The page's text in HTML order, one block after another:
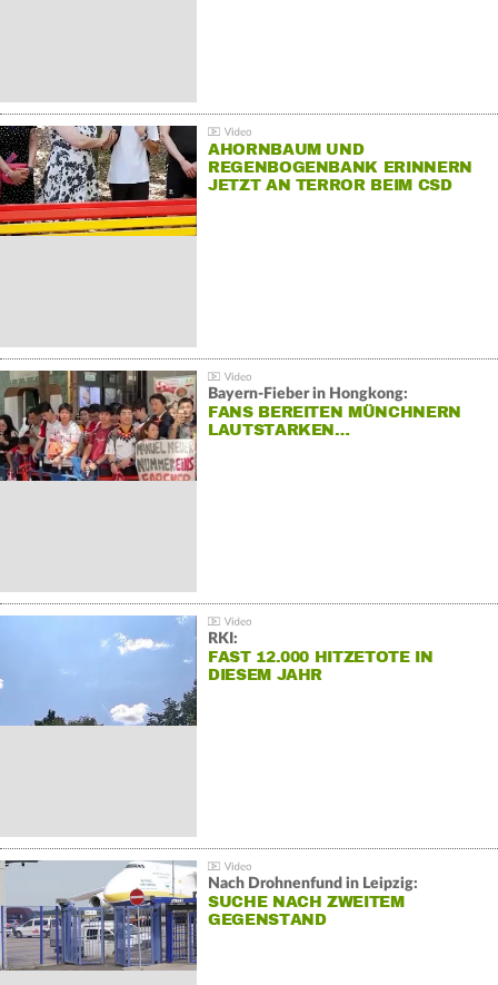
AHORNBAUM UND
REGENBOGENBANK ERINNERN
JETZT AN TERROR BEIM CSD
Bayern-Fieber in Hongkong:
FANS BEREITEN MÜNCHNERN
LAUTSTARKEN…
RKI:
FAST 12.000 HITZETOTE IN
DIESEM JAHR
Nach Drohnenfund in Leipzig:
SUCHE NACH ZWEITEM
GEGENSTAND